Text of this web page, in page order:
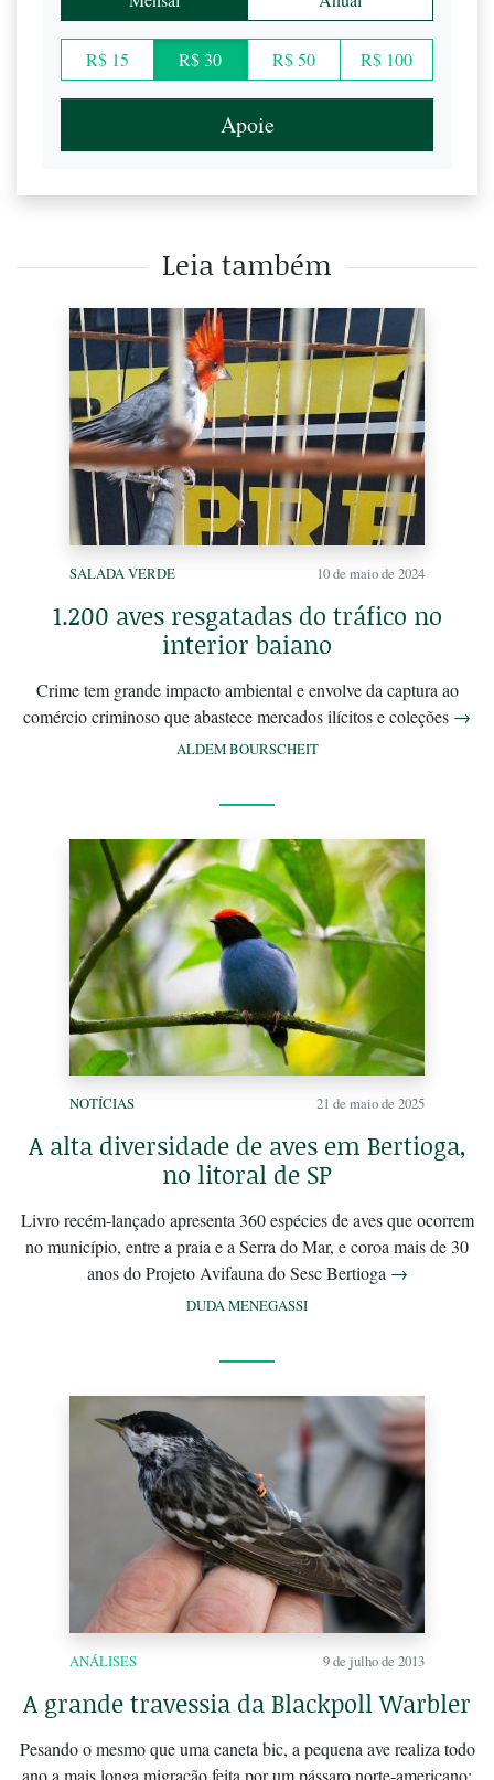
R$ 15 R$ 30 R$ 50 R$ 100
Apoie
Leia também
SALADA VERDE 10 de maio de 2024
1.200 aves resgatadas do tráfico no
interior baiano
Crime tem grande impacto ambiental e envolve da captura ao
comércio criminoso que abastece mercados ilícitos e coleções →
ALDEM BOURSCHEIT
NOTÍCIAS 21 de maio de 2025
A alta diversidade de aves em Bertioga,
no litoral de SP
Livro recém-lançado apresenta 360 espécies de aves que ocorrem
no município, entre a praia e a Serra do Mar, e coroa mais de 30
anos do Projeto Avifauna do Sesc Bertioga →
DUDA MENEGASSI
ANÁLISES 9 de julho de 2013
A grande travessia da Blackpoll Warbler
Pesando o mesmo que uma caneta bic, a pequena ave realiza todo
ano a mais longa migração feita por um pássaro norte-americano: